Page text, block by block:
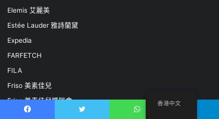
Elemis 艾麗美
Estée Lauder 雅詩蘭黛
Expedia
FARFETCH
FILA
Friso 美素佳兒
Friso 美素佳兒媽咪會
香港中文